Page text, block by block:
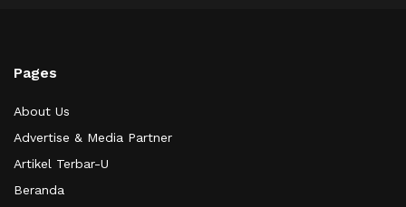
Pages
About Us
Advertise & Media Partner
Artikel Terbar-U
Beranda